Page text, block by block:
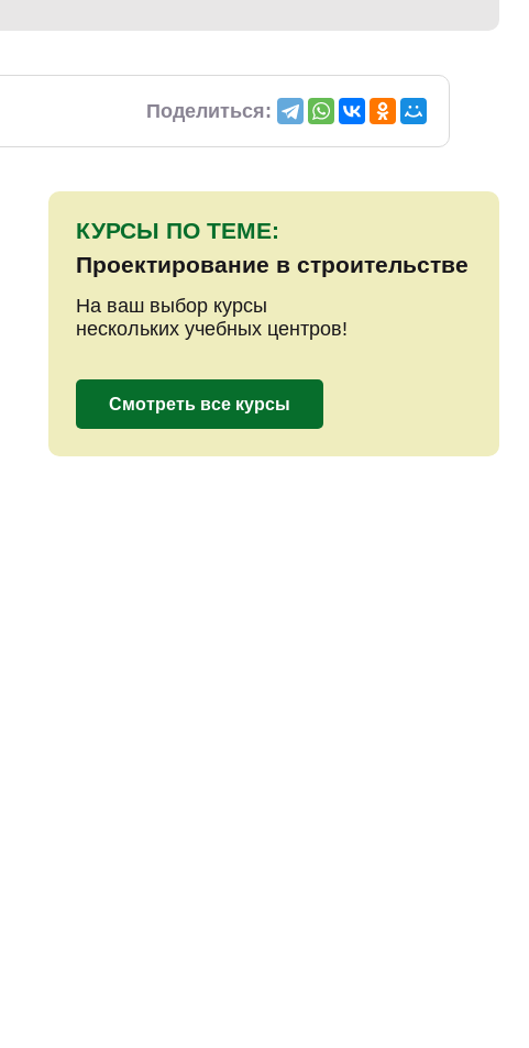
Поделиться:
КУРСЫ ПО ТЕМЕ:
Проектирование в строительстве
На ваш выбор курсы
нескольких учебных центров!
Смотреть все курсы